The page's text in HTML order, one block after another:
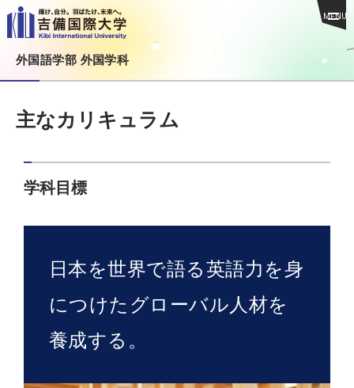
MENU
外国語学部 外国学科
主なカリキュラム
学科目標
日本を世界で語る英語力を身
につけたグローバル人材を
養成する。